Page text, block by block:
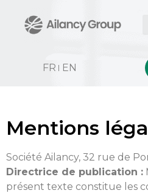
FR EN
Mentions
Société Ailancy, 32 rue de
Directrice de publication :
présent texte constitue les